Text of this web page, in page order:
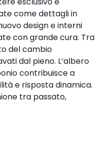
come dettagli in
design e interni
con grande cura. Tra
del cambio
dal pieno. L’albero
contribuisce a
e risposta dinamica.
tra passato,